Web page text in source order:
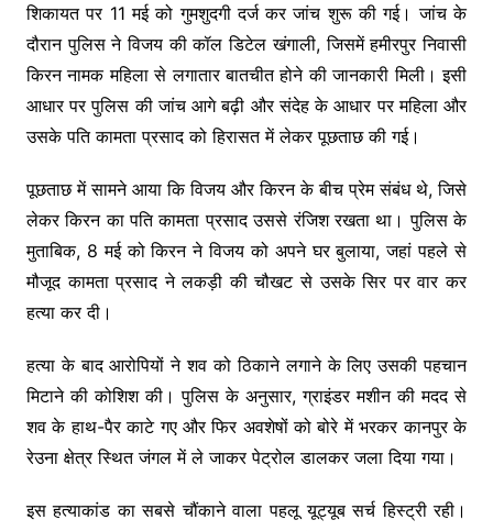
शिकायत पर 11 मई को गुमशुदगी दर्ज कर जांच शुरू की गई। जांच के
दौरान पुलिस ने विजय की कॉल डिटेल खंगाली, जिसमें हमीरपुर निवासी
किरन नामक महिला से लगातार बातचीत होने की जानकारी मिली। इसी
आधार पर पुलिस की जांच आगे बढ़ी और संदेह के आधार पर महिला और
उसके पति कामता प्रसाद को हिरासत में लेकर पूछताछ की गई।
पूछताछ में सामने आया कि विजय और किरन के बीच प्रेम संबंध थे, जिसे
लेकर किरन का पति कामता प्रसाद उससे रंजिश रखता था। पुलिस के
मुताबिक, 8 मई को किरन ने विजय को अपने घर बुलाया, जहां पहले से
मौजूद कामता प्रसाद ने लकड़ी की चौखट से उसके सिर पर वार कर
हत्या कर दी।
हत्या के बाद आरोपियों ने शव को ठिकाने लगाने के लिए उसकी पहचान
मिटाने की कोशिश की। पुलिस के अनुसार, ग्राइंडर मशीन की मदद से
शव के हाथ-पैर काटे गए और फिर अवशेषों को बोरे में भरकर कानपुर के
रेउना क्षेत्र स्थित जंगल में ले जाकर पेट्रोल डालकर जला दिया गया।
इस हत्याकांड का सबसे चौंकाने वाला पहलू यूट्यूब सर्च हिस्ट्री रही।